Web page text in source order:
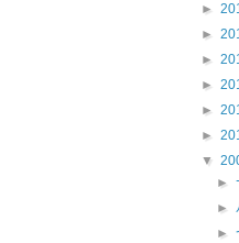
►
►
►
►
►
►
▼
►
►
►